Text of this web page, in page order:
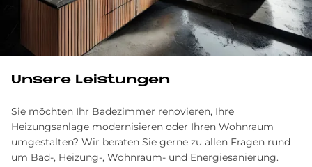
Unsere Leistungen
Sie möchten Ihr Badezimmer renovieren, Ihre
Heizungsanlage modernisieren oder Ihren Wohnraum
umgestalten? Wir beraten Sie gerne zu allen Fragen rund
um Bad-, Heizung-, Wohnraum- und Energiesanierung.